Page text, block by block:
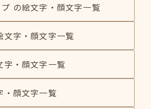
の絵文字・顔文字一覧
文字・顔文字一覧
字・顔文字一覧
・顔文字一覧